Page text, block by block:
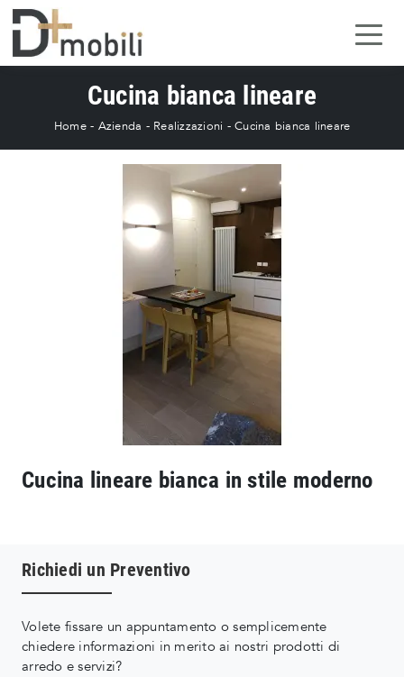
Cucina bianca lineare
Home- Azienda - Realizzazioni - Cucina bianca lineare
Cucina lineare bianca in stile moderno
Richiedi un Preventivo
Volete fissare un appuntamento o semplicemente
chiedere informazioni in merito ai nostri prodotti di
arredo e servizi?